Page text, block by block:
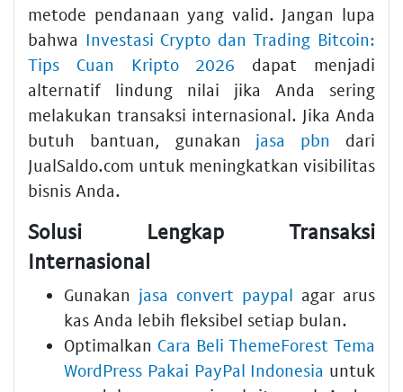
metode pendanaan yang valid. Jangan lupa
bahwa Investasi Crypto dan Trading Bitcoin:
Tips Cuan Kripto 2026 dapat menjadi
alternatif lindung nilai jika Anda sering
melakukan transaksi internasional. Jika Anda
butuh bantuan, gunakan jasa pbn dari
JualSaldo.com untuk meningkatkan visibilitas
bisnis Anda.
Solusi Lengkap Transaksi
Internasional
Gunakan jasa convert paypal agar arus
kas Anda lebih fleksibel setiap bulan.
Optimalkan Cara Beli ThemeForest Tema
WordPress Pakai PayPal Indonesia untuk